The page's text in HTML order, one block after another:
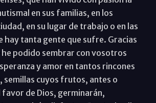
en sus familias, en los
en su lugar de trabajo o en las
hay tanta gente que sufre. Gracias
podido sembrar con vosotros
y amor en tantos rincones
semillas cuyos frutos, antes o
favor de Dios, germinarán,